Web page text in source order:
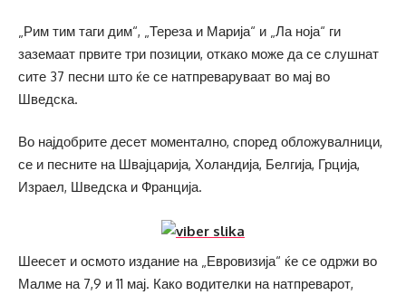
„Рим тим таги дим“, „Тереза и Марија“ и „Ла ноја“ ги
заземаат првите три позиции, откако може да се слушнат
сите 37 песни што ќе се натпреваруваат во мај во
Шведска.
Во најдобрите десет моментално, според обложувалници,
се и песните на Швајцарија, Холандија, Белгија, Грција,
Израел, Шведска и Франција.
Шеесет и осмото издание на „Евровизија“ ќе се одржи во
Малме на 7,9 и 11 мај. Како водителки на натпреварот,